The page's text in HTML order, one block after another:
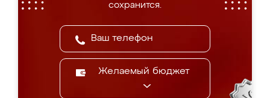
сохранится.
Желаемый бюджет